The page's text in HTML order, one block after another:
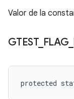
Valor de la
GTEST_ FLAG_
protected